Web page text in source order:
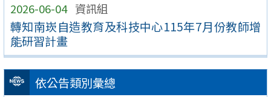
2026-06-04 資訊組
轉知南崁自造教育及科技中心115年7月份教師增
能研習計畫
依公告類別彙總